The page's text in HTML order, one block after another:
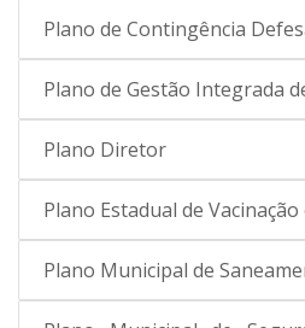
Plano de Contingência
Plano de Gestão Integrada
Plano Diretor
Plano Estadual de
Plano Municipal de